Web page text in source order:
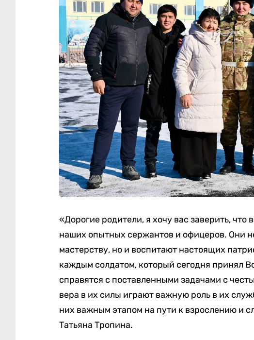
«Дорогие родители, я хочу вас заверить,
наших опытных сержантов и офицеров. Они
мастерству, но и воспитают настоящих
каждым солдатом, который сегодня принял
справятся с поставленными задачами с
вера в их силы играют важную роль в их
них важным этапом на пути к взрослению и
Татьяна Тропина.